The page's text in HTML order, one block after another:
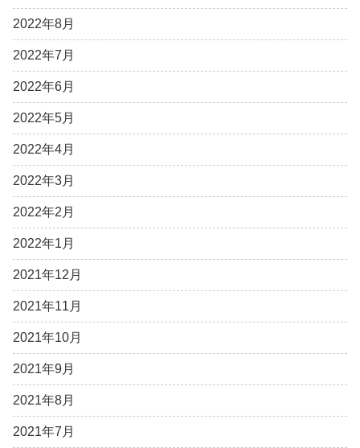
2022年8月
2022年7月
2022年6月
2022年5月
2022年4月
2022年3月
2022年2月
2022年1月
2021年12月
2021年11月
2021年10月
2021年9月
2021年8月
2021年7月